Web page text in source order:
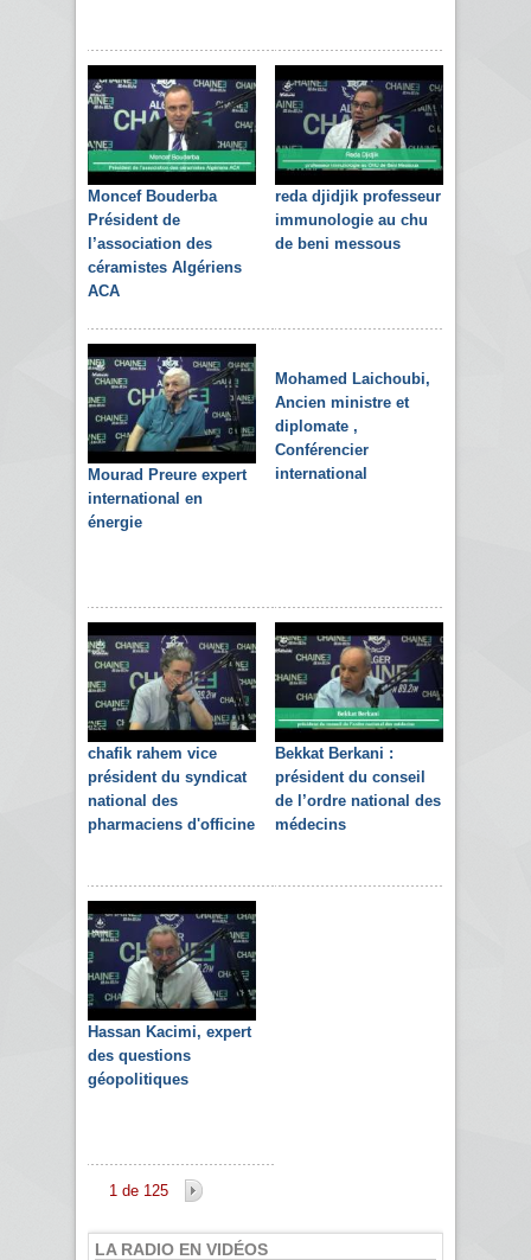
Moncef Bouderba
Président de
l’association des
céramistes Algériens
ACA
reda djidjik professeur
immunologie au chu
de beni messous
Mourad Preure expert
international en
énergie
Mohamed Laichoubi,
Ancien ministre et
diplomate ,
Conférencier
international
chafik rahem vice
président du syndicat
national des
pharmaciens d'officine
Bekkat Berkani :
président du conseil
de l’ordre national des
médecins
Hassan Kacimi, expert
des questions
géopolitiques
1 de 125
LA RADIO EN VIDÉOS